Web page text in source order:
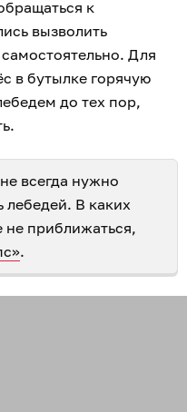
к
вызволить
Для
в бутылке горячую
до тех пор,
всегда нужно
лебедей. В каких
приближаться,
.